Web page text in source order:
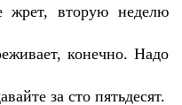
жрет, вторую неделю
конечно. Надо
за сто пятьдесят.